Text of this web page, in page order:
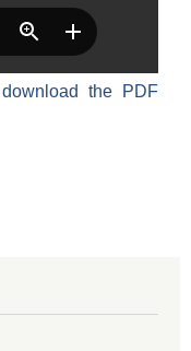
the PDF